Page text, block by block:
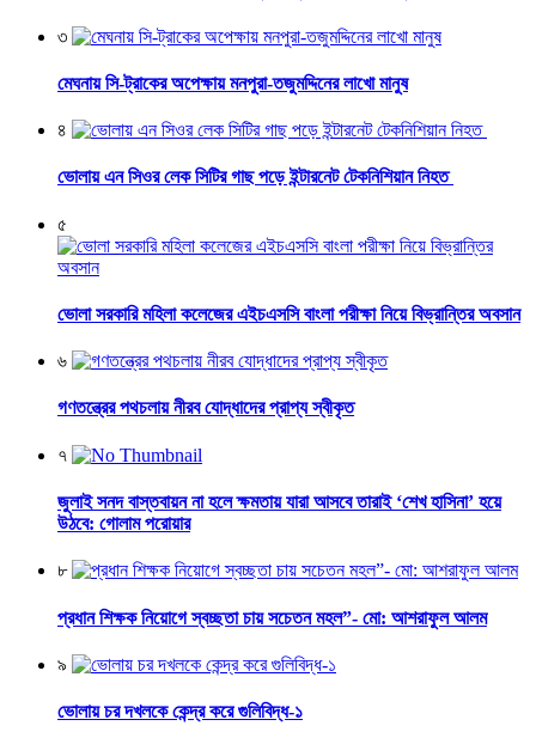
৩
মেঘনায় সি-ট্রাকের অপেক্ষায় মনপুরা-তজুমদ্দিনের লাখো মানুষ
৪
ভোলায় এন সিওর লেক সিটির গাছ পড়ে ইন্টারনেট টেকনিশিয়ান নিহত
৫
ভোলা সরকারি মহিলা কলেজের এইচএসসি বাংলা পরীক্ষা নিয়ে বিভ্রান্তির অবসান
৬
গণতন্ত্রের পথচলায় নীরব যোদ্ধাদের প্রাপ্য স্বীকৃত
৭
জুলাই সনদ বাস্তবায়ন না হলে ক্ষমতায় যারা আসবে তারাই ‘শেখ হাসিনা’ হয়ে
উঠবে: গোলাম পরোয়ার
৮
প্রধান শিক্ষক নিয়োগে স্বচ্ছতা চায় সচেতন মহল”- মো: আশরাফুল আলম
৯
ভোলায় চর দখলকে কেন্দ্র করে গুলিবিদ্ধ-১